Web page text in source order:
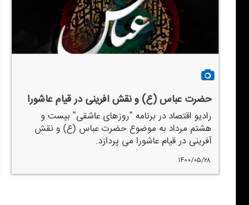
حضرت عباس (ع) و نقش آفرینی در قیام عاشورا
رادیو اقتصاد در برنامه "روزهای عاشقی" بیست و
هشتم مرداد به موضوع حضرت عباس (ع) و نقش
آفرینی در قیام عاشورا می پردازد.
۱۴۰۰/۰۵/۲۸